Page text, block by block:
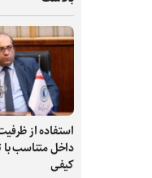
استفاده از
داخل متناسب
کیفی